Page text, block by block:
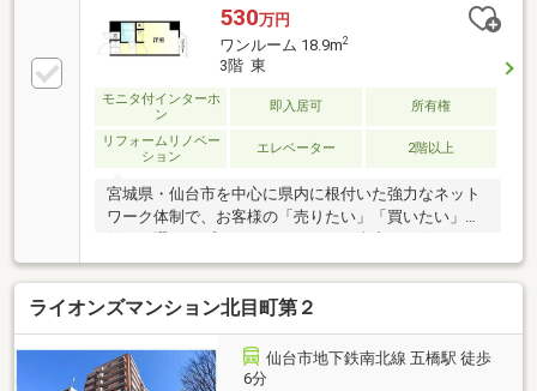
線 「青葉通一番町」駅まで徒歩約6分！ 仙台駅まで
も、徒歩約11分で、通勤や通学、お出かけにも便利
♪◇◆エリア情報◆◇・CHICCI 本店 カフェ 徒歩約1
分・水原製麺 徒歩約1分・氏ノ木 本店 徒歩約1分
◇◆そのほか各種ご相談承ります◆◇・住宅ローンの
お借入れ、銀行選びもフルサポートします♪・頭金0円
での購入も可能です♪お客様に最適なご提案をさせて
530万円
ワンルーム 18.9m2
3階 東
モニタ付インターホ
ン
即入居可 所有権
リフォームリノベー
ション
エレベーター 2階以上
宮城県・仙台市を中心に県内に根付いた強力なネット
ワーク体制で、お客様の「売りたい」「買いたい」を
せていただきます！
ライオンズマンション北目町第２
仙台市地下鉄南北線 五橋駅 徒歩
6分